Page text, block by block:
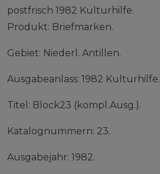
postfrisch 1982 Kulturhilfe.
Produkt: Briefmarken.
Gebiet: Niederl. Antillen.
Ausgabeanlass: 1982 Kulturhilfe.
Titel: Block23 (kompl.Ausg.).
Katalognummern: 23.
Ausgabejahr: 1982.